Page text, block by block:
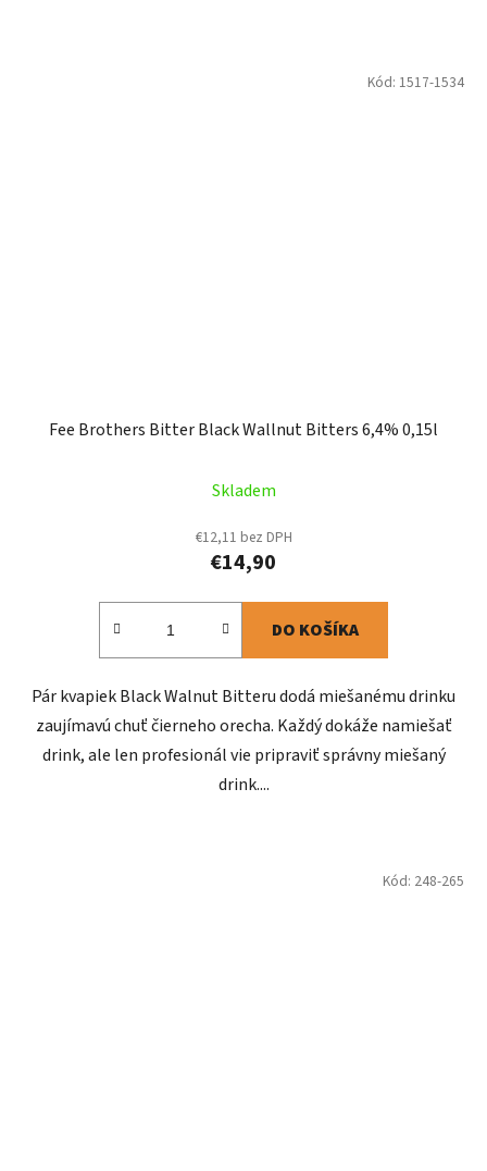
Fee Brothers Bitter Black Wallnut Bitters 6,4% 0,15l
Skladem
€12,11 bez DPH
€14,90
DO KOŠÍKA
Pár kvapiek Black Walnut Bitteru dodá miešanému drinku
zaujímavú chuť čierneho orecha. Každý dokáže namiešať
drink, ale len profesionál vie pripraviť správny miešaný
drink....
Kód: 1517-1534
Kód: 248-265